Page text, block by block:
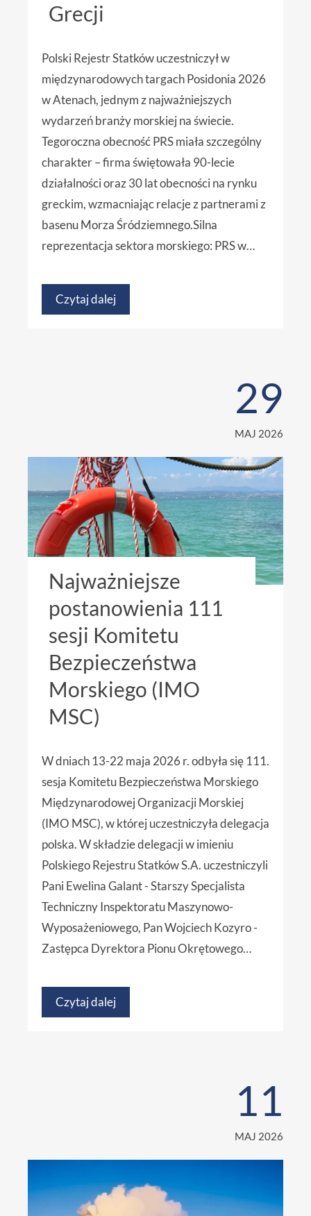
Grecji
Polski Rejestr Statków uczestniczył w
międzynarodowych targach Posidonia 2026
w Atenach, jednym z najważniejszych
wydarzeń branży morskiej na świecie.
Tegoroczna obecność PRS miała szczególny
charakter – firma świętowała 90-lecie
działalności oraz 30 lat obecności na rynku
greckim, wzmacniając relacje z partnerami z
basenu Morza Śródziemnego.Silna
reprezentacja sektora morskiego: PRS w…
Czytaj dalej
29
MAJ 2026
Najważniejsze
postanowienia 111
sesji Komitetu
Bezpieczeństwa
Morskiego (IMO
MSC)
W dniach 13-22 maja 2026 r. odbyła się 111.
sesja Komitetu Bezpieczeństwa Morskiego
Międzynarodowej Organizacji Morskiej
(IMO MSC), w której uczestniczyła delegacja
polska. W składzie delegacji w imieniu
Polskiego Rejestru Statków S.A. uczestniczyli
Pani Ewelina Galant - Starszy Specjalista
Techniczny Inspektoratu Maszynowo-
Wyposażeniowego, Pan Wojciech Kozyro -
Zastępca Dyrektora Pionu Okrętowego…
Czytaj dalej
11
MAJ 2026